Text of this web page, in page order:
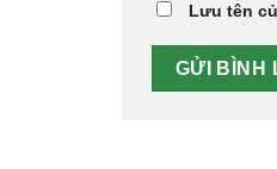
Lưu tên